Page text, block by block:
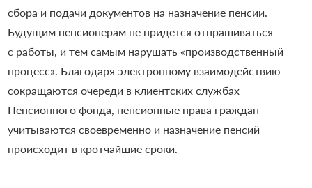
сбора и подачи документов на назначение пенсии.
Будущим пенсионерамне придется отпрашиваться
с работы, и тем самым нарушать «производственный
процесс». Благодаря электронному взаимодействию
сокращаются очереди в клиентских службах
Пенсионного фонда, пенсионные права граждан
учитываются своевременно и назначение пенсий
происходит в кротчайшие сроки.